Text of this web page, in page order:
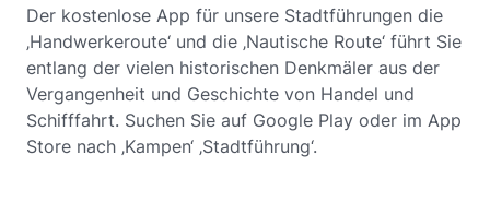
Der kostenlose App für unsere Stadtführungen die
‚Handwerkeroute‘ und die ‚Nautische Route‘ führt Sie
entlang der vielen historischen Denkmäler aus der
Vergangenheit und Geschichte von Handel und
Schifffahrt. Suchen Sie auf Google Play oder im App
Store nach ‚Kampen‘ ‚Stadtführung‘.